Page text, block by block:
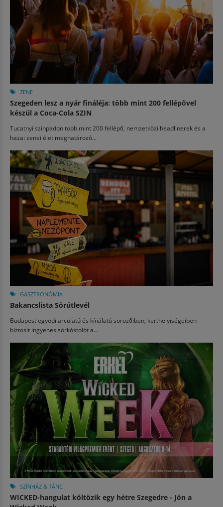
ZENE
Szegeden lesz a nyár fináléja: több mint 200 fellépővel
készül a Coca-Cola SZIN
Tucatnyi színpadon több mint 200 fellépő, nemzetközi headlinerek és a
hazai zenei élet meghatározó...
GASZTRONÓMIA
Bakancslista Sörútlevél
Budapest egyedi arculatú és kínálatú sörözőiben, kerthelyiségeiben
biztosít ingyenes sörkóstolót a...
SZÍNHÁZ & TÁNC
WICKED-hangulat költözik egy hétre Szegedre - Jön a